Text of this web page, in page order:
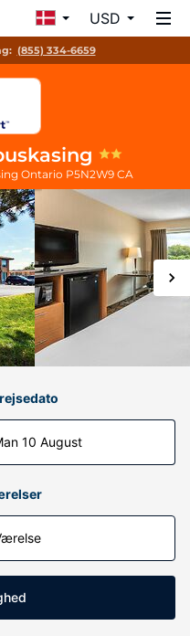
USD
(855) 334-6659
Ontario P5N2W9 CA
10 August